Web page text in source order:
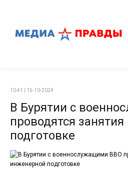
10:41 | 15-10-2024
В Бурятии с
проводятся
подготовке